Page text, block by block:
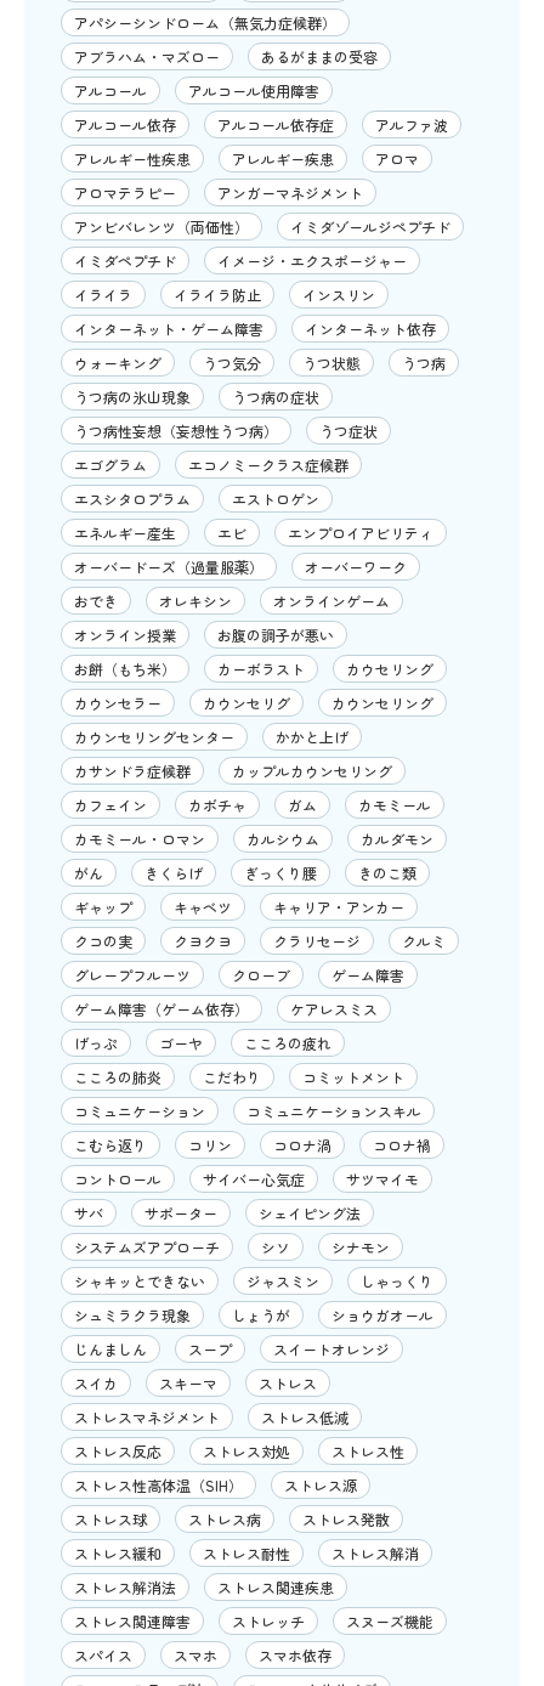
アパシーシンドローム（無気力症候群）
アブラハム・マズロー
あるがままの受容
アルコール
アルコール使用障害
アルコール依存
アルコール依存症
アルファ波
アレルギー性疾患
アレルギー疾患
アロマ
アロマテラピー
アンガーマネジメント
アンビバレンツ（両価性）
イミダゾールジペプチド
イミダペプチド
イメージ・エクスポージャー
イライラ
イライラ防止
インスリン
インターネット・ゲーム障害
インターネット依存
ウォーキング
うつ気分 うつ状態
うつ病
うつ病の氷山現象
うつ病の症状
うつ病性妄想（妄想性うつ病）
うつ症状
エゴグラム
エコノミークラス症候群
エスシタロプラム
エストロゲン
エネルギー産生
エビ
エンプロイアビリティ
オーバードーズ（過量服薬）
オーバーワーク
おでき
オレキシン
オンラインゲーム
オンライン授業
お腹の調子が悪い
お餅（もち米）
カーボラスト
カウセリング
カウンセラー
カウンセリグ
カウンセリング
カウンセリングセンター
かかと上げ
カサンドラ症候群
カップルカウンセリング
カフェイン
カボチャ ガム
カモミール
カモミール・ロマン
カルシウム
カルダモン
がん
きくらげ ぎっくり腰
きのこ類
ギャップ
キャベツ
キャリア・アンカー
クコの実
クヨクヨ クラリセージ
クルミ
グレープフルーツ
クローブ
ゲーム障害
ゲーム障害（ゲーム依存）
ケアレスミス
げっぷ
ゴーヤ
こころの疲れ
こころの肺炎
こだわり
コミットメント
コミュニケーション
コミュニケーションスキル
こむら返り
コリン コロナ渦
コロナ禍
コントロール
サイバー心気症
サツマイモ
サバ
サポーター
シェイピング法
システムズアプローチ
シソ
シナモン
シャキッとできない
ジャスミン
しゃっくり
シュミラクラ現象
しょうが
ショウガオール
じんましん
スープ
スイートオレンジ
スイカ
スキーマ
ストレス
ストレスマネジメント
ストレス低減
ストレス反応
ストレス対処
ストレス性
ストレス性高体温（SIH）
ストレス源
ストレス球
ストレス病
ストレス発散
ストレス緩和
ストレス耐性
ストレス解消
ストレス解消法
ストレス関連疾患
ストレス関連障害
ストレッチ
スヌーズ機能
スパイス
スマホ
スマホ依存